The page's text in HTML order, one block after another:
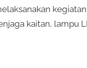
kaitan, lampu